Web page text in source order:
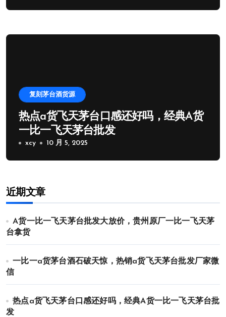
复刻茅台酒货源
热点a货飞天茅台口感还好吗，经典A货
一比一飞天茅台批发
xcy 10 月 5, 2025
近期文章
A货一比一飞天茅台批发大放价，贵州原厂一比一飞天茅
台拿货
一比一a货茅台酒石破天惊，热销a货飞天茅台批发厂家微
信
热点a货飞天茅台口感还好吗，经典A货一比一飞天茅台批
发